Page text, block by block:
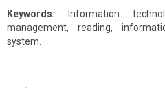
Keywords: Information
management, reading,
system.